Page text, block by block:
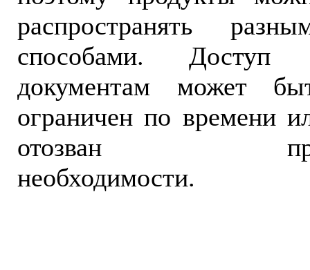
распространять
способами. Доступ
документам может
ограничен по времени
отозван
необходимости.